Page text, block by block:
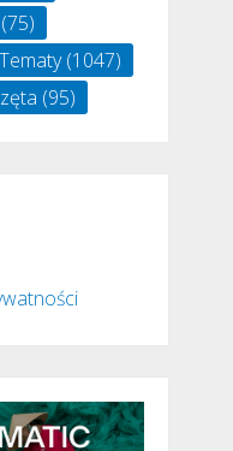
Tematy(1047)
(95)